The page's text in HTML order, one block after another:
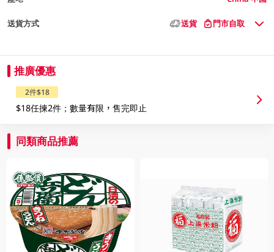
送貨方式 送貨 門市自取
推廣優惠
2件$18
$18任揀2件；數量有限，售完即止
同類商品推薦